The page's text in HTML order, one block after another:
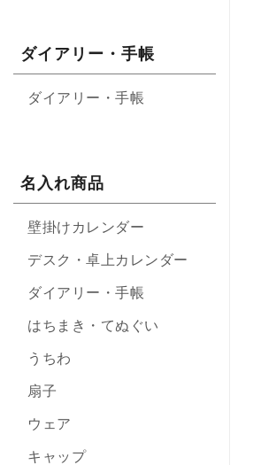
ダイアリー・手帳
ダイアリー・手帳
名入れ商品
壁掛けカレンダー
デスク・卓上カレンダー
ダイアリー・手帳
はちまき・てぬぐい
うちわ
扇子
ウェア
キャップ